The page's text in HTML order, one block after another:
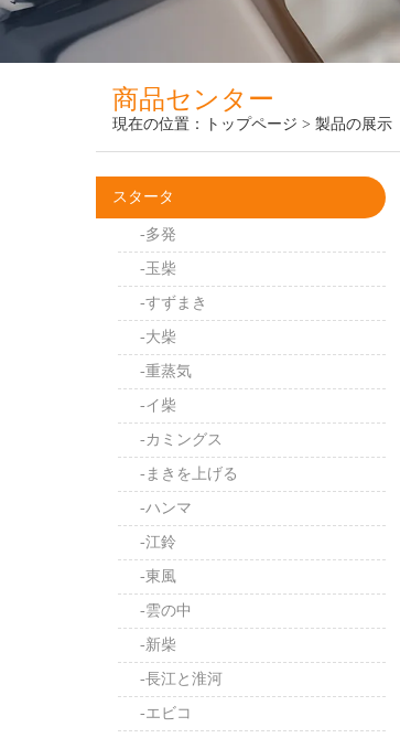
商品センター
現在の位置： トップページ > 製品の展示
スタータ
-多発
-玉柴
-すずまき
-大柴
-重蒸気
-イ柴
-カミングス
-まきを上げる
-ハンマ
-江鈴
-東風
-雲の中
-新柴
-長江と淮河
-エビコ